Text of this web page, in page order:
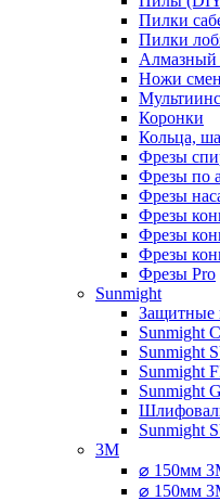
Пилки
Пилки
Алмазный
Ножи
Коронки
Кольца,
Фрезы
Фрезы по
Фрезы
Фрезы
Фрезы
Фрезы
Фрезы Pro
Sunmight
Защитные
Sunmight
Sunmight
Sunmight
Sunmight
Sunmight
3M
⌀ 150мм
⌀ 150мм